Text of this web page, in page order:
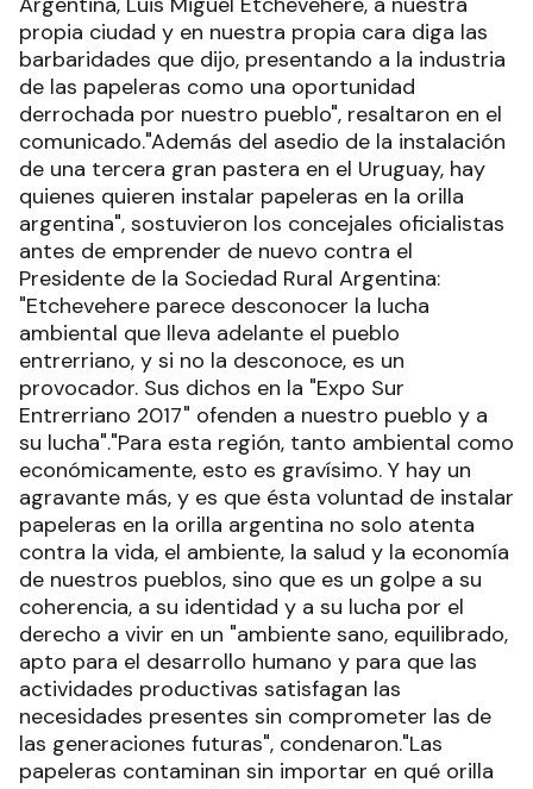
propia ciudad y en nuestra propia cara diga las
barbaridades que dijo, presentando a la industria
de las papeleras como una oportunidad
derrochada por nuestro pueblo", resaltaron en el
comunicado."Además del asedio de la instalación
de una tercera gran pastera en el Uruguay, hay
quienes quieren instalar papeleras en la orilla
argentina", sostuvieron los concejales oficialistas
antes de emprender de nuevo contra el
Presidente de la Sociedad Rural Argentina:
"Etchevehere parece desconocer la lucha
ambiental que lleva adelante el pueblo
entrerriano, y si no la desconoce, es un
provocador. Sus dichos en la "Expo Sur
Entrerriano 2017" ofenden a nuestro pueblo y a
su lucha"."Para esta región, tanto ambiental como
económicamente, esto es gravísimo. Y hay un
agravante más, y es que ésta voluntad de instalar
papeleras en la orilla argentina no solo atenta
contra la vida, el ambiente, la salud y la economía
de nuestros pueblos, sino que es un golpe a su
coherencia, a su identidad y a su lucha por el
derecho a vivir en un "ambiente sano, equilibrado,
apto para el desarrollo humano y para que las
actividades productivas satisfagan las
necesidades presentes sin comprometer las de
las generaciones futuras", condenaron."Las
papeleras contaminan sin importar en qué orilla